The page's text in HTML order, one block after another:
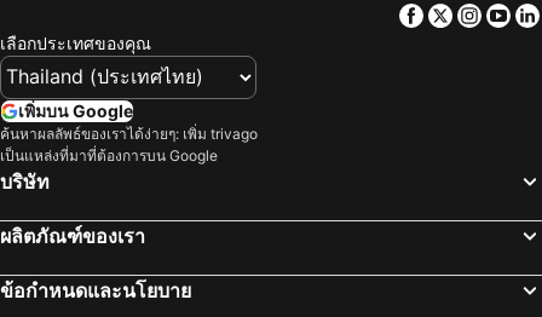
Facebook
Twitter
เลือกประเทศของคุณ
เพิ่มบน Google
ค้นหาผลลัพธ์ของเราได้ง่ายๆ: เพิ่ม trivago
เป็นแหล่งที่มาที่ต้องการบน Google
บริษัท
ผลิตภัณฑ์ของเรา
ข้อกำหนดและนโยบาย